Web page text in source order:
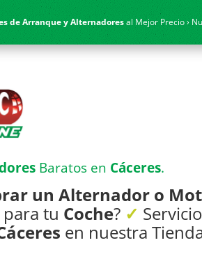
de Arranque y Alternadoresal Mejor Precio ›
Baratos en Cáceres.
un Alternador o
para tu Coche? ✓
en nuestra